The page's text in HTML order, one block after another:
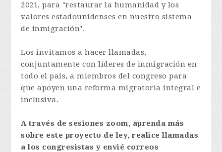
2021, para "restaurar la humanidad y los
valores estadounidenses en nuestro sistema
de inmigración".
Los invitamos a hacer llamadas,
conjuntamente con líderes de inmigración en
todo el país, a miembros del congreso para
que apoyen una reforma migratoria integral e
inclusiva.
A través de sesiones zoom, aprenda más
sobre este proyecto de ley, realice llamadas
a los congresistas y envié correos